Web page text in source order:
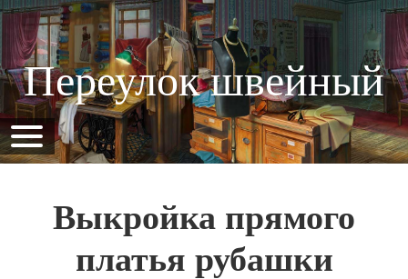
Переулок швейный
Выкройка прямого
платья рубашки